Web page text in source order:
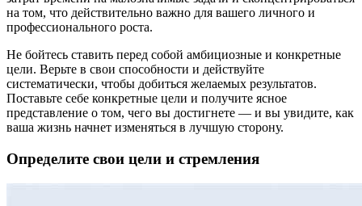
на том, что действительно важно для вашего личного и
профессионального роста.
Не бойтесь ставить перед собой амбициозные и конкретные
цели. Верьте в свои способности и действуйте
систематически, чтобы добиться желаемых результатов.
Поставьте себе конкретные цели и получите ясное
представление о том, чего вы достигнете — и вы увидите, как
ваша жизнь начнет изменяться в лучшую сторону.
Определите свои цели и стремления